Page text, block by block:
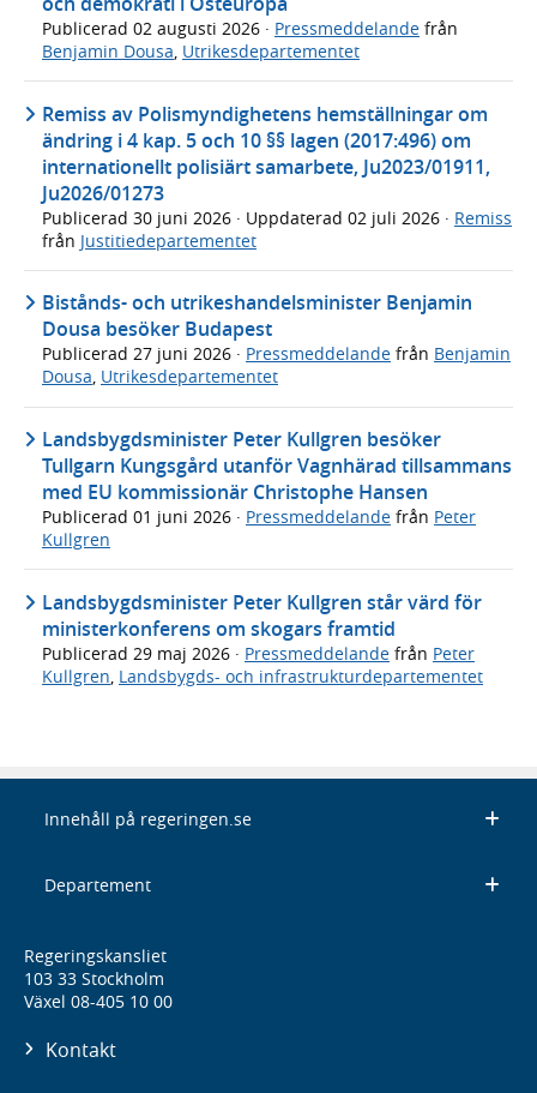
Publicerad 02 augusti 2026 · Pressmeddelande från
Benjamin Dousa, Utrikesdepartementet
Remiss av Polismyndighetens hemställningar om
ändring i 4 kap. 5 och 10 §§ lagen (2017:496) om
internationellt polisiärt samarbete, Ju2023/01911,
Ju2026/01273
Publicerad 30 juni 2026 · Uppdaterad 02 juli 2026 · Remiss
från Justitiedepartementet
Bistånds- och utrikeshandelsminister Benjamin
Dousa besöker Budapest
Publicerad 27 juni 2026 · Pressmeddelande från Benjamin
Dousa, Utrikesdepartementet
Landsbygdsminister Peter Kullgren besöker
Tullgarn Kungsgård utanför Vagnhärad tillsammans
med EU kommissionär Christophe Hansen
Publicerad 01 juni 2026 · Pressmeddelande från Peter
Kullgren
Landsbygdsminister Peter Kullgren står värd för
ministerkonferens om skogars framtid
Publicerad 29 maj 2026 · Pressmeddelande från Peter
Kullgren Landsbygds- och infrastrukturdepartementet
Innehåll på regeringen.se
Departement
Regeringskansliet
103 33 Stockholm
Växel 08-405 10 00
Kontakt